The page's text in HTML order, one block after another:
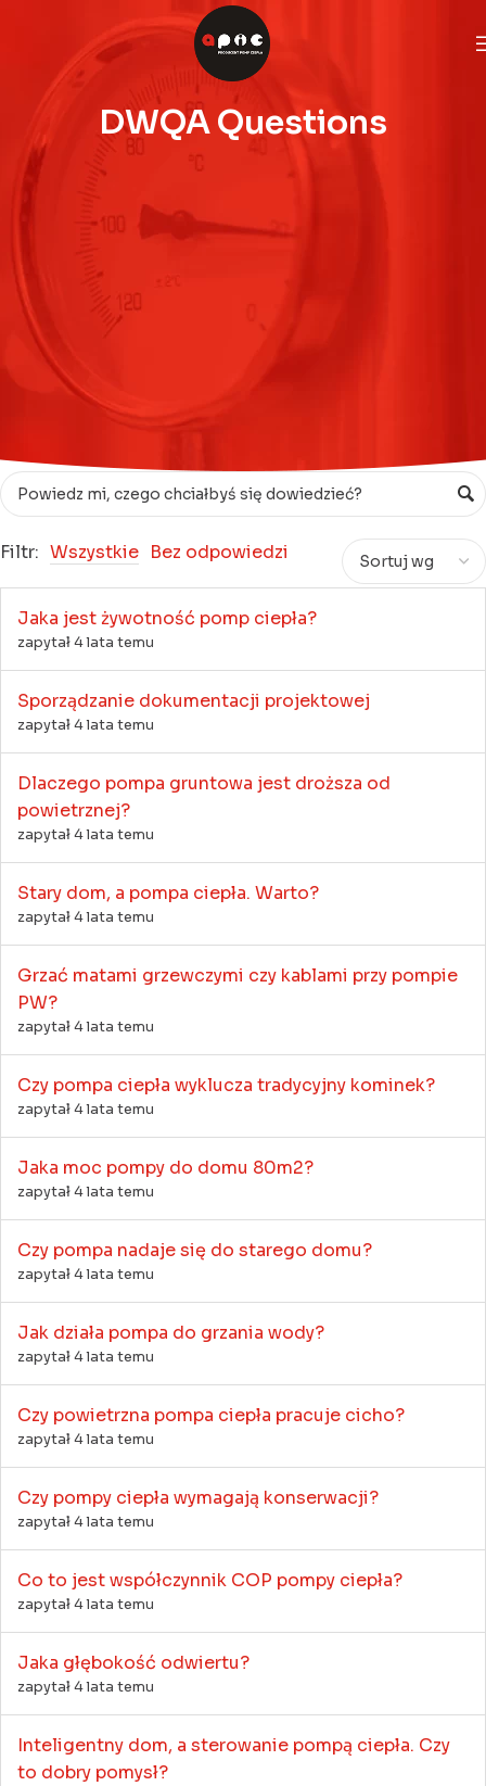
DWQA Questions
Filtr: Wszystkie Bez odpowiedzi
Jaka jest żywotność pomp ciepła?
zapytał 4 lata temu
Sporządzanie dokumentacji projektowej
zapytał 4 lata temu
Dlaczego pompa gruntowa jest droższa od
powietrznej?
zapytał 4 lata temu
Stary dom, a pompa ciepła. Warto?
zapytał 4 lata temu
Grzać matami grzewczymi czy kablami przy pompie
PW?
zapytał 4 lata temu
Czy pompa ciepła wyklucza tradycyjny kominek?
zapytał 4 lata temu
Jaka moc pompy do domu 80m2?
zapytał 4 lata temu
Czy pompa nadaje się do starego domu?
zapytał 4 lata temu
Jak działa pompa do grzania wody?
zapytał 4 lata temu
Czy powietrzna pompa ciepła pracuje cicho?
zapytał 4 lata temu
Czy pompy ciepła wymagają konserwacji?
zapytał 4 lata temu
Co to jest współczynnik COP pompy ciepła?
zapytał 4 lata temu
Jaka głębokość odwiertu?
zapytał 4 lata temu
Inteligentny dom, a sterowanie pompą ciepła. Czy
to dobry pomysł?